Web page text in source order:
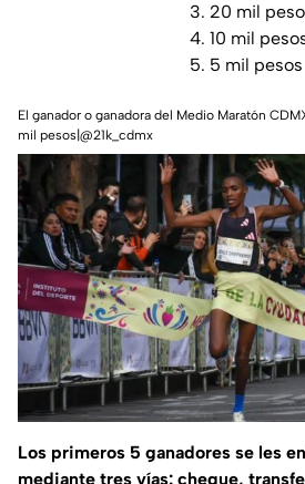
20 mil
10 mil
5 mil pesos
El ganador o ganadora del Medio Maratón
mil pesos|@21k_cdmx
Los primeros 5 ganadores se les
mediante tres vías: cheque,